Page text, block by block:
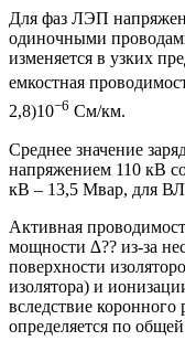
Для фаз ЛЭП
одиночными
изменяется в узких
емкостная
2,8)10−6 См/км.
Среднее значение
напряжением 110 кВ
кВ – 13,5 Мвар, для
Активная
мощности ∆?? из-за
поверхности
изолятора) и
вследствие коронного
определяется по